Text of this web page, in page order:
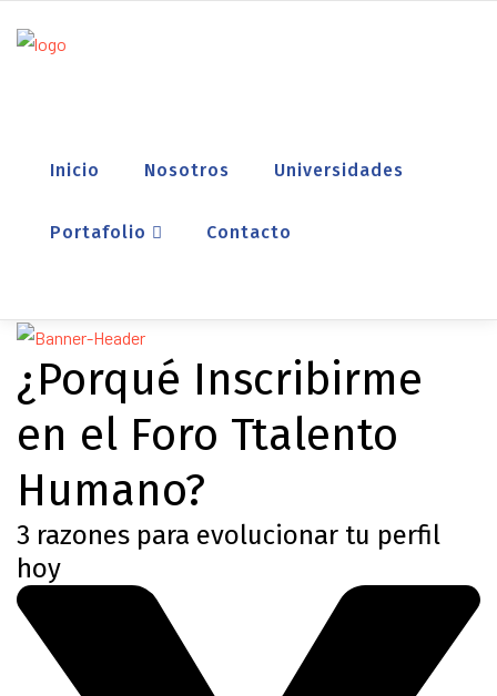
Inicio Nosotros Universidades
Portafolio Contacto
¿Porqué Inscribirme
en el Foro Ttalento
Humano?
3 razones para evolucionar tu perfil
hoy